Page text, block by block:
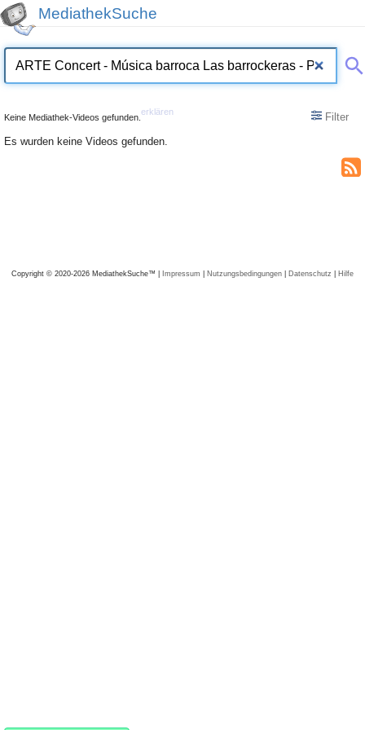
MediathekSuche
Keine Mediathek-Videos gefunden.
erklären
Filter
Es wurden keine Videos gefunden.
Copyright © 2020-2026 MediathekSuche™ | Impressum | Nutzungsbedingungen | Datenschutz | Hilfe